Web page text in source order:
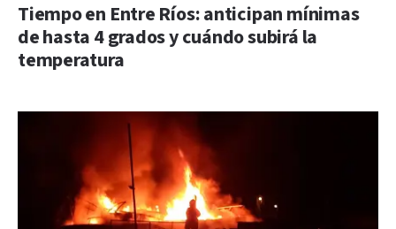
Tiempo en Entre Ríos: anticipan mínimas
de hasta 4 grados y cuándo subirá la
temperatura